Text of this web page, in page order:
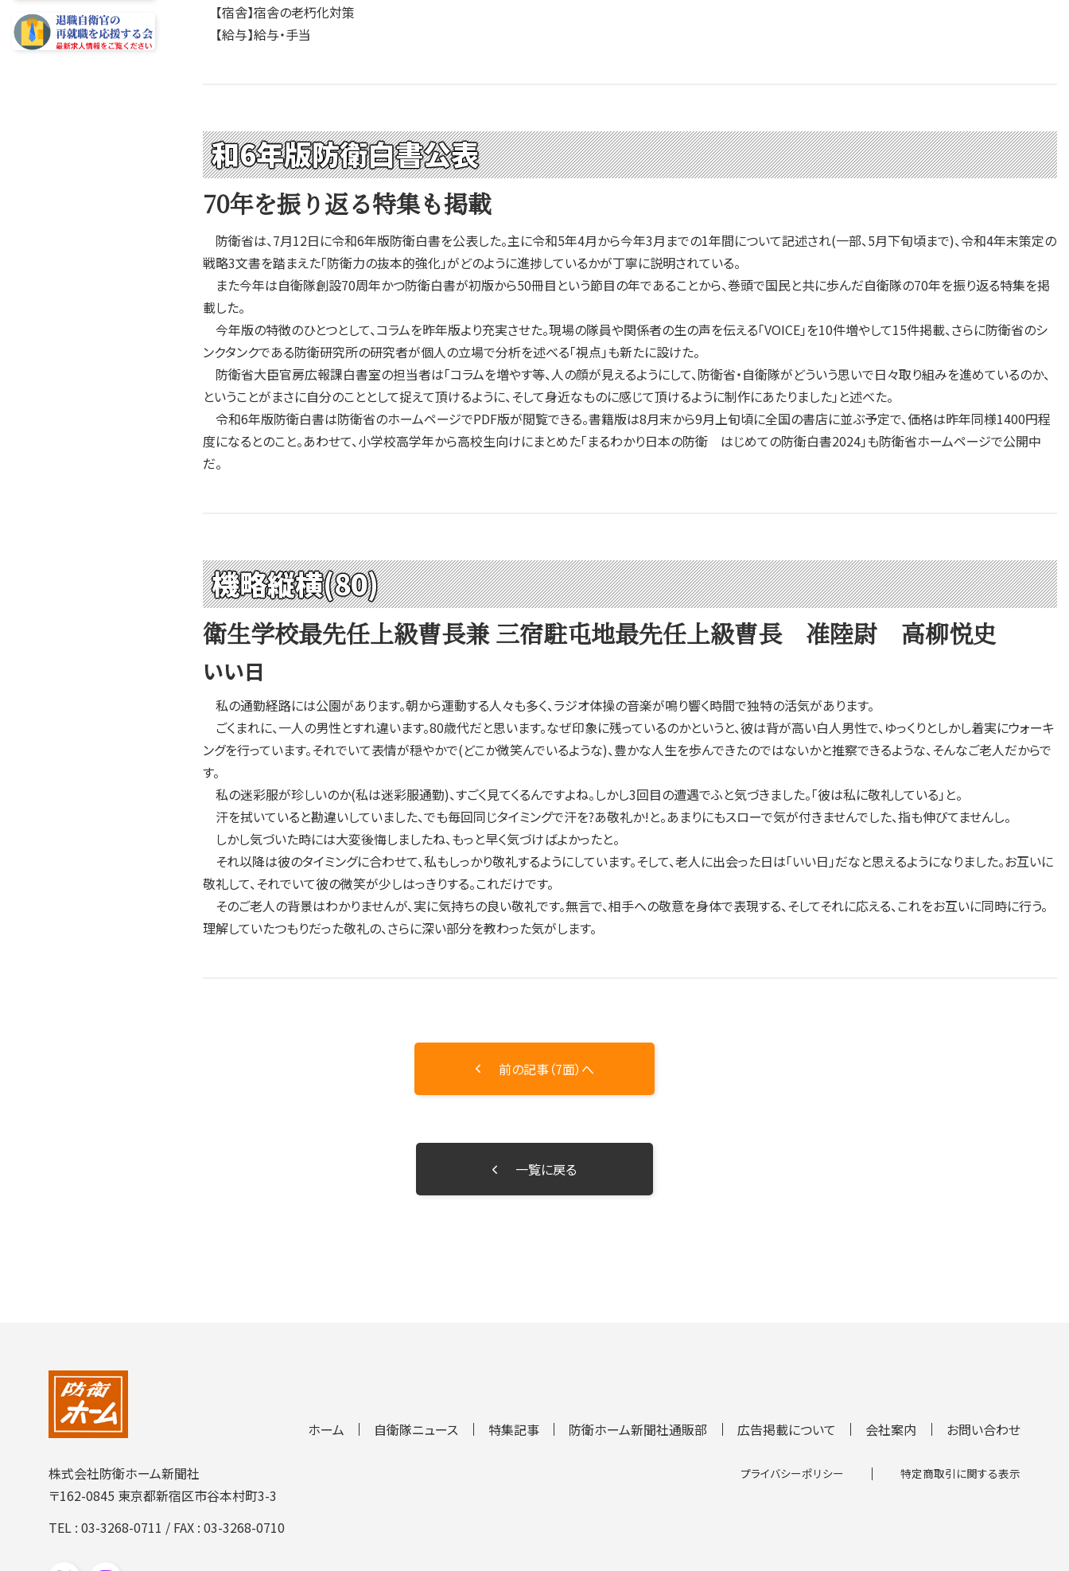
2009年
2008年
【宿舎】宿舎の老朽化対策
【給与】給与・手当
和6年版防衛白書公表
70年を振り返る特集も掲載
防衛省は、7月12日に令和6年版防衛白書を公表した。主に令和5年4月から今年3月までの1年間について記述され(一部、5月下旬頃まで)、令和4年末策定の
戦略3文書を踏まえた「防衛力の抜本的強化」がどのように進捗しているかが丁寧に説明されている。
また今年は自衛隊創設70周年かつ防衛白書が初版から50冊目という節目の年であることから、巻頭で国民と共に歩んだ自衛隊の70年を振り返る特集を掲
載した。
今年版の特徴のひとつとして、コラムを昨年版より充実させた。現場の隊員や関係者の生の声を伝える「VOICE」を10件増やして15件掲載、さらに防衛省のシ
ンクタンクである防衛研究所の研究者が個人の立場で分析を述べる「視点」も新たに設けた。
防衛省大臣官房広報課白書室の担当者は「コラムを増やす等、人の顔が見えるようにして、防衛省・自衛隊がどういう思いで日々取り組みを進めているのか、
ということがまさに自分のこととして捉えて頂けるように、そして身近なものに感じて頂けるように制作にあたりました」と述べた。
令和6年版防衛白書は防衛省のホームページでPDF版が閲覧できる。書籍版は8月末から9月上旬頃に全国の書店に並ぶ予定で、価格は昨年同様1400円程
度になるとのこと。あわせて、小学校高学年から高校生向けにまとめた「まるわかり日本の防衛 はじめての防衛白書2024」も防衛省ホームページで公開中
だ。
機略縦横(80)
衛生学校最先任上級曹長兼 三宿駐屯地最先任上級曹長 准陸尉 高柳悦史
いい日
私の通勤経路には公園があります。朝から運動する人々も多く、ラジオ体操の音楽が鳴り響く時間で独特の活気があります。
ごくまれに、一人の男性とすれ違います。80歳代だと思います。なぜ印象に残っているのかというと、彼は背が高い白人男性で、ゆっくりとしかし着実にウォーキ
ングを行っています。それでいて表情が穏やかで(どこか微笑んでいるような)、豊かな人生を歩んできたのではないかと推察できるような、そんなご老人だからで
す。
私の迷彩服が珍しいのか(私は迷彩服通勤)、すごく見てくるんですよね。しかし3回目の遭遇でふと気づきました。「彼は私に敬礼している」と。
汗を拭いていると勘違いしていました、でも毎回同じタイミングで汗を?あ敬礼か!と。あまりにもスローで気が付きませんでした、指も伸びてませんし。
しかし気づいた時には大変後悔しましたね、もっと早く気づけばよかったと。
それ以降は彼のタイミングに合わせて、私もしっかり敬礼するようにしています。そして、老人に出会った日は「いい日」だなと思えるようになりました。お互いに
敬礼して、それでいて彼の微笑が少しはっきりする。これだけです。
そのご老人の背景はわかりませんが、実に気持ちの良い敬礼です。無言で、相手への敬意を身体で表現する、そしてそれに応える、これをお互いに同時に行う。
理解していたつもりだった敬礼の、さらに深い部分を教わった気がします。
前の記事（7面）へ
一覧に戻る
株式会社防衛ホーム新聞社
〒162-0845 東京都新宿区市谷本村町3-3
TEL :03-3268-0711 / FAX : 03-3268-0710
ホーム 自衛隊ニュース 特集記事 防衛ホーム新聞社通販部 広告掲載について 会社案内 お問い合わせ
プライバシーポリシー 特定商取引に関する表示